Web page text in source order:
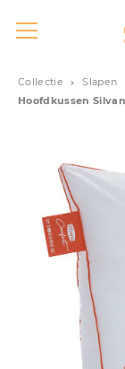
Collectie Slapen
Hoofdkussen